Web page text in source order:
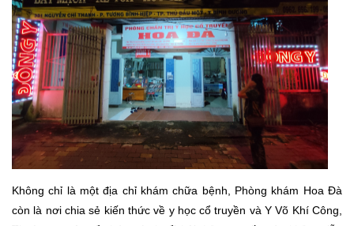
Không chỉ là một địa chỉ khám chữa bệnh, Phòng khám Hoa Đà
còn là nơi chia sẻ kiến thức về y học cổ truyền và Y Võ Khí Công,